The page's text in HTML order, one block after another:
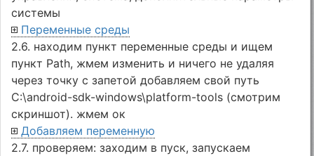
системы
Переменные среды
2.6. находим пункт переменные среды и ищем
пункт Path, жмем изменить и ничего не удаляя
через точку с запетой добавляем свой путь
C:\android-sdk-windows\platform-tools (смотрим
скриншот). жмем ок
Добавляем переменную
2.7. проверяем: заходим в пуск, запускаем